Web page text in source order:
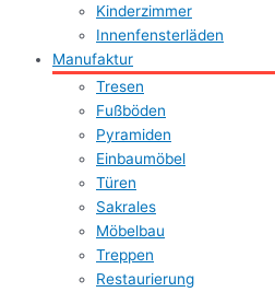
Kinderzimmer
Innenfensterläden
Manufaktur
Tresen
Fußböden
Pyramiden
Einbaumöbel
Türen
Sakrales
Möbelbau
Treppen
Restaurierung